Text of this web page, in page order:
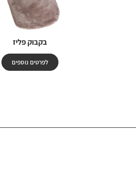
בקבוק פליז
לפרטים נוספים